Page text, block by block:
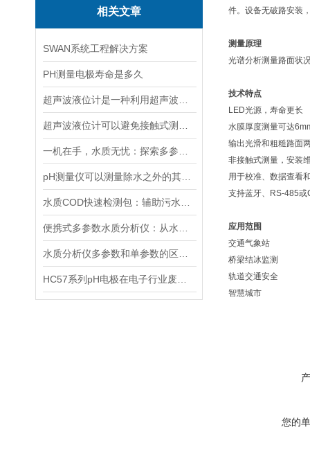
相关文章
SWAN系统工程解决方案
PH测量电极寿命是多久
件。设备无破路安装
测量原理
光谱分析测量路面状
技术特点
LED光源，寿命更长
水膜厚度测量可达
输出光滑和粗糙路面
非接触式测量，安装
用于校准、数据查看
支持蓝牙、RS-485
应用范围
交通气象站
桥梁结冰监测
轨道交通安全
智慧城市
您的